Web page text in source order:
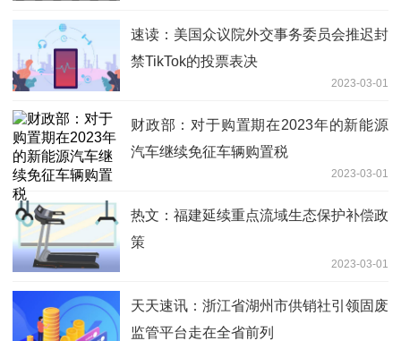
速读：美国众议院外交事务委员会推迟封
禁TikTok的投票表决
2023-03-01
财政部：对于购置期在2023年的新能源
汽车继续免征车辆购置税
2023-03-01
热文：福建延续重点流域生态保护补偿政
策
2023-03-01
天天速讯：浙江省湖州市供销社引领固废
监管平台走在全省前列